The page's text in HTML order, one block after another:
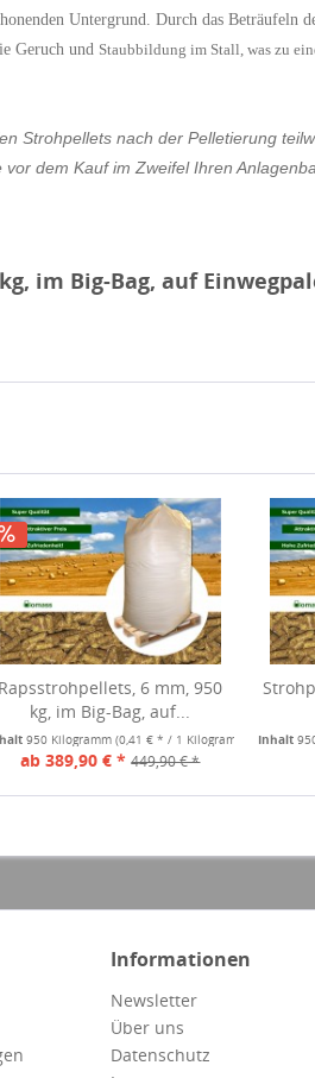
Untergrund. Durch das Beträufeln
Geruch und Staubbildung im Stall, was zu
Strohpellets nach der Pelletierung
dem Kauf im Zweifel Ihren
im Big-Bag, auf
Rapsstrohpellets, 6 mm, 950
kg, im Big-Bag, auf...
950 Kilogramm(0,41 € * / 1 Kilogramm)
ab 389,90 € * 449,90 € *
Inhalt
Informationen
Newsletter
Über uns
Datenschutz